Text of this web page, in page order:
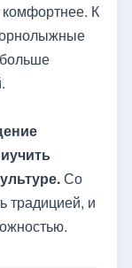
комфортнее. К
Со
традицией, и